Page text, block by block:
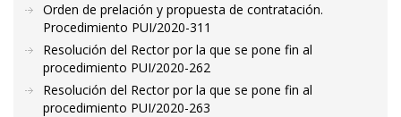
Orden de prelación y propuesta de contratación.
Procedimiento PUI/2020-311
Resolución del Rector por la que se pone fin al
procedimiento PUI/2020-262
Resolución del Rector por la que se pone fin al
procedimiento PUI/2020-263